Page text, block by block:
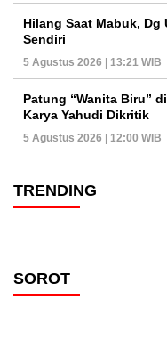
Hilang Saat Mabuk, Dg
Sendiri
5 Agustus 2026 | 13:21 WIB
Patung “Wanita Biru”
Karya Yahudi Dikritik
5 Agustus 2026 | 12:00 WIB
TRENDING
SOROT